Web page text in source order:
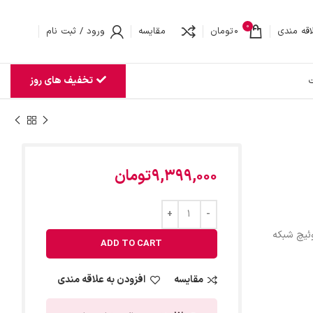
مندی 0
0تومان مقایسه ورود / ثبت نام
تخفیف های روز
شبکه
9,399,000تومان
ADD TO CART
مقایسه افزودن به علاقه مندی